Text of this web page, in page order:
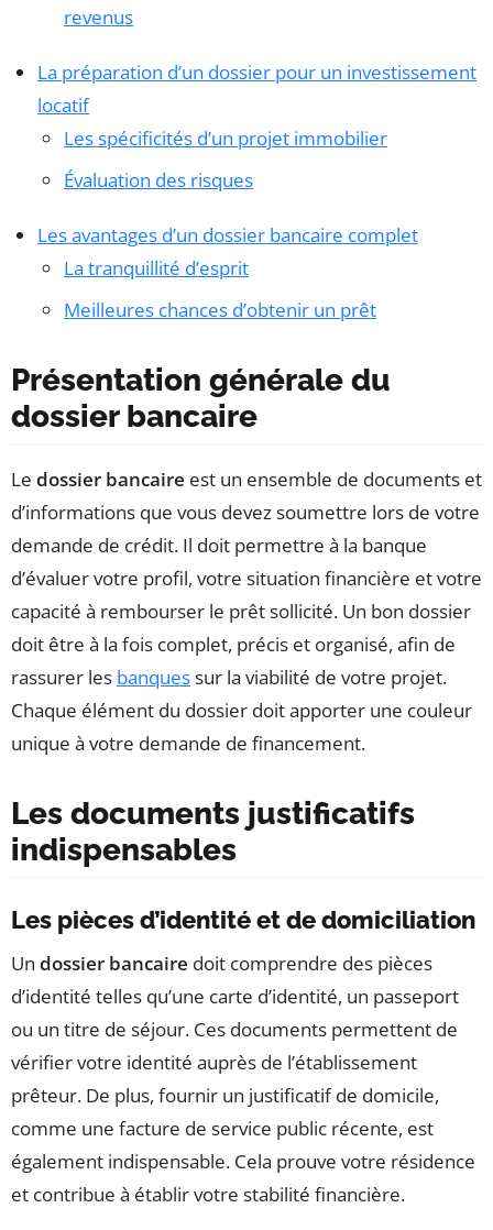
revenus
La préparation d’un dossier pour un investissement
locatif
Les spécificités d’un projet immobilier
Évaluation des risques
Les avantages d’un dossier bancaire complet
La tranquillité d’esprit
Meilleures chances d’obtenir un prêt
Présentation générale du
dossier bancaire
Le dossier bancaire est un ensemble de documents et
d’informations que vous devez soumettre lors de votre
demande de crédit. Il doit permettre à la banque
d’évaluer votre profil, votre situation financière et votre
capacité à rembourser le prêt sollicité. Un bon dossier
doit être à la fois complet, précis et organisé, afin de
rassurer les banquessur la viabilité de votre projet.
Chaque élément du dossier doit apporter une couleur
unique à votre demande de financement.
Les documents justificatifs
indispensables
Les pièces d’identité et de domiciliation
Un dossier bancaire doit comprendre des pièces
d’identité telles qu’une carte d’identité, un passeport
ou un titre de séjour. Ces documents permettent de
vérifier votre identité auprès de l’établissement
prêteur. De plus, fournir un justificatif de domicile,
comme une facture de service public récente, est
également indispensable. Cela prouve votre résidence
et contribue à établir votre stabilité financière.